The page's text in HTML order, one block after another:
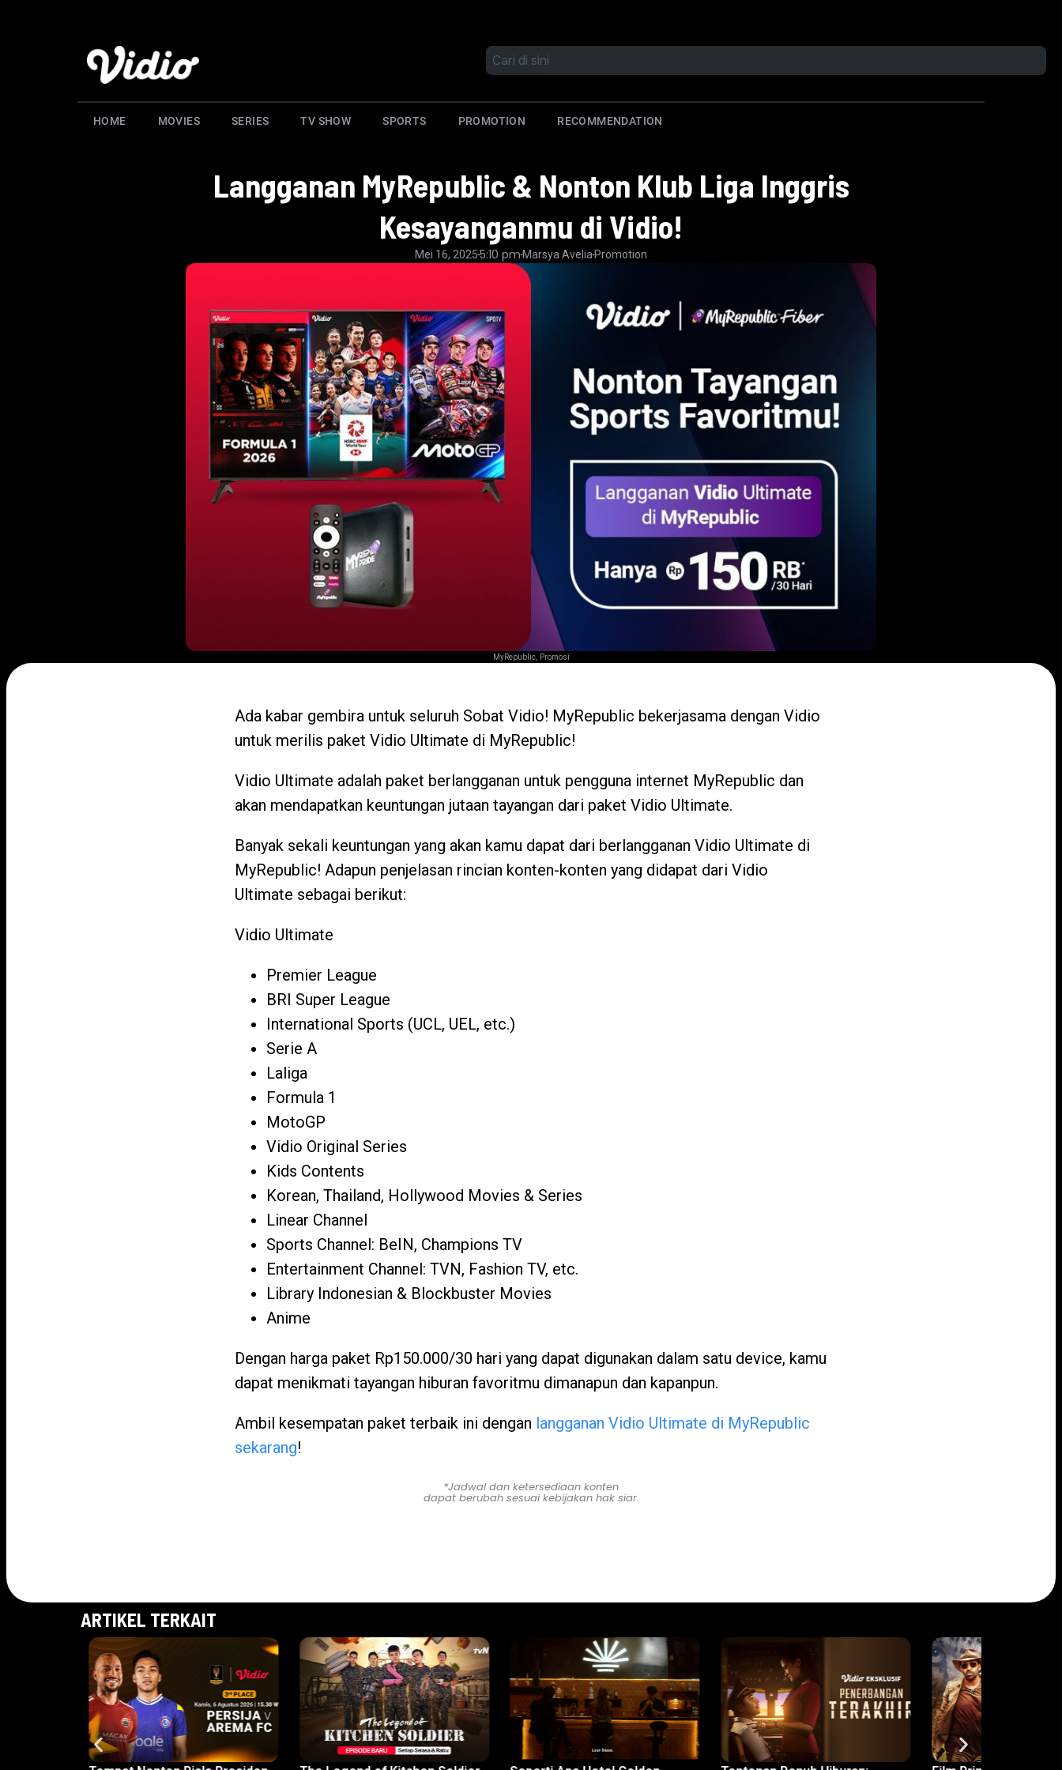
HOME MOVIES SERIES TV SHOW SPORTS PROMOTION RECOMMENDATION
Langganan MyRepublic & Nonton Klub Liga Inggris
Kesayanganmu di Vidio!
Mei 16, 20255:10 pm Marsya Avelia Promotion
MyRepublic, Promosi
Ada kabar gembira untuk seluruh Sobat Vidio! MyRepublic bekerjasama dengan Vidio
untuk merilis paket Vidio Ultimate di MyRepublic!
Vidio Ultimate adalah paket berlangganan untuk pengguna internet MyRepublic dan
akan mendapatkan keuntungan jutaan tayangan dari paket Vidio Ultimate.
Banyak sekali keuntungan yang akan kamu dapat dari berlangganan Vidio Ultimate di
MyRepublic! Adapun penjelasan rincian konten-konten yang didapat dari Vidio
Ultimate sebagai berikut:
Vidio Ultimate
Premier League
BRI Super League
International Sports (UCL, UEL, etc.)
Serie A
Laliga
Formula 1
MotoGP
Vidio Original Series
Kids Contents
Korean, Thailand, Hollywood Movies & Series
Linear Channel
Sports Channel: BeIN, Champions TV
Entertainment Channel: TVN, Fashion TV, etc.
Library Indonesian & Blockbuster Movies
Anime
Dengan harga paket Rp150.000/30 hari yang dapat digunakan dalam satu device, kamu
dapat menikmati tayangan hiburan favoritmu dimanapun dan kapanpun.
Ambil kesempatan paket terbaik ini dengan langganan Vidio Ultimate di MyRepublic
sekarang!
*Jadwal dan ketersediaan konten
dapat berubah sesuai kebijakan hak siar.
ARTIKEL TERKAIT